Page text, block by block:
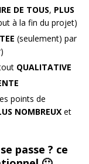
DE TOUS, PLUS
à la fin du projet)
(seulement) par
QUALITATIVE
points de
NOMBREUX et
passe ? ce